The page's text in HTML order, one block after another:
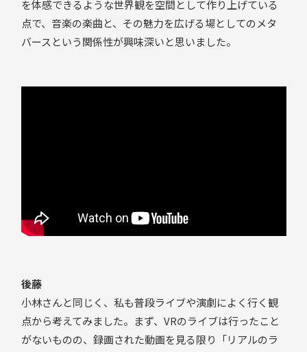
を体感できるような世界観を空間として作り上げている
点で、音楽の楽曲と、その魅力を広げる場としてのメタ
バースという関係性が興味深いと思いました。
後藤
小林さんと同じく、私も普段ライブや演劇によく行く観
点から考えてみました。まず、VRのライブは行ったこと
がないものの、録画された動画を見る限り「リアルのラ